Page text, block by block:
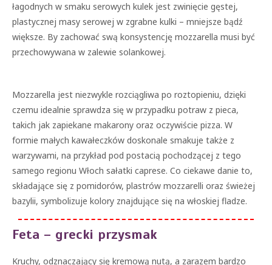
łagodnych w smaku serowych kulek jest zwinięcie gęstej,
plastycznej masy serowej w zgrabne kulki – mniejsze bądź
większe. By zachować swą konsystencję mozzarella musi być
przechowywana w zalewie solankowej.
Mozzarella jest niezwykle rozciągliwa po roztopieniu, dzięki
czemu idealnie sprawdza się w przypadku potraw z pieca,
takich jak zapiekane makarony oraz oczywiście pizza. W
formie małych kawałeczków doskonale smakuje także z
warzywami, na przykład pod postacią pochodzącej z tego
samego regionu Włoch sałatki caprese. Co ciekawe danie to,
składające się z pomidorów, plastrów mozzarelli oraz świeżej
bazylii, symbolizuje kolory znajdujące się na włoskiej fladze.
Feta – grecki przysmak
Kruchy, odznaczający się kremową nutą, a zarazem bardzo